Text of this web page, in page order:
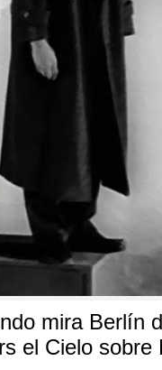
mira Berlín
el Cielo sobre